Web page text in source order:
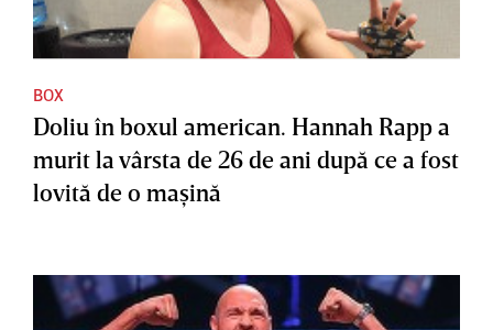
BOX
Doliu în boxul american. Hannah Rapp a
murit la vârsta de 26 de ani după ce a fost
lovită de o maşină